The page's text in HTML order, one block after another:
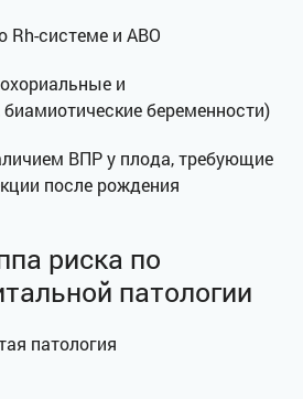
Rh-системе и АВО
и
беременности)
ВПР у плода, требующие
после рождения
риска по
патологии
патология